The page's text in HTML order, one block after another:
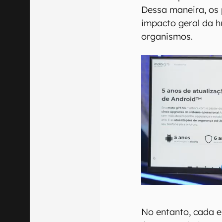
Dessa maneira,
impacto geral da
organismos.
No entanto, cada